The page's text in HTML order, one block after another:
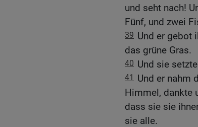
und seht nach!
Fünf, und zwei
39 Und er gebot
das grüne Gras.
40 Und sie
41 Und er nahm
Himmel, dankte
dass sie sie
sie alle.